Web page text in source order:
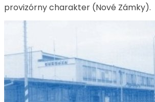
provizórny charakter (Nové Zámky).